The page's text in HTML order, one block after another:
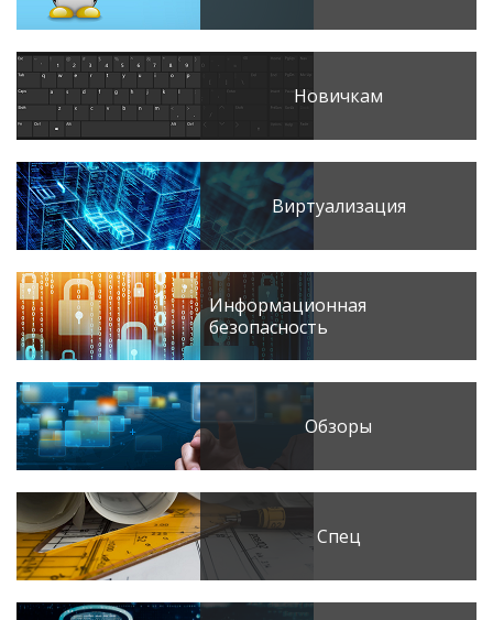
Новичкам
Виртуализация
Информационная
безопасность
Обзоры
Спец